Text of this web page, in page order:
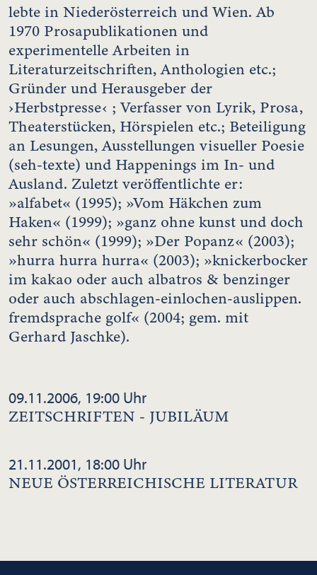
lebte in Niederösterreich und Wien. Ab
1970 Prosapublikationen und
experimentelle Arbeiten in
Literaturzeitschriften, Anthologien etc.;
Gründer und Herausgeber der
›Herbstpresse‹ ; Verfasser von Lyrik, Prosa,
Theaterstücken, Hörspielen etc.; Beteiligung
an Lesungen, Ausstellungen visueller Poesie
(seh-texte) und Happenings im In- und
Ausland. Zuletzt veröffentlichte er:
»alfabet« (1995); »Vom Häkchen zum
Haken« (1999); »ganz ohne kunst und doch
sehr schön« (1999); »Der Popanz« (2003);
»hurra hurra hurra« (2003); »knickerbocker
im kakao oder auch albatros & benzinger
oder auch abschlagen-einlochen-auslippen.
fremdsprache golf« (2004; gem. mit
Gerhard Jaschke).
09.11.2006, 19:00 Uhr
ZEITSCHRIFTEN - JUBILÄUM
21.11.2001, 18:00 Uhr
NEUE ÖSTERREICHISCHE LITERATUR